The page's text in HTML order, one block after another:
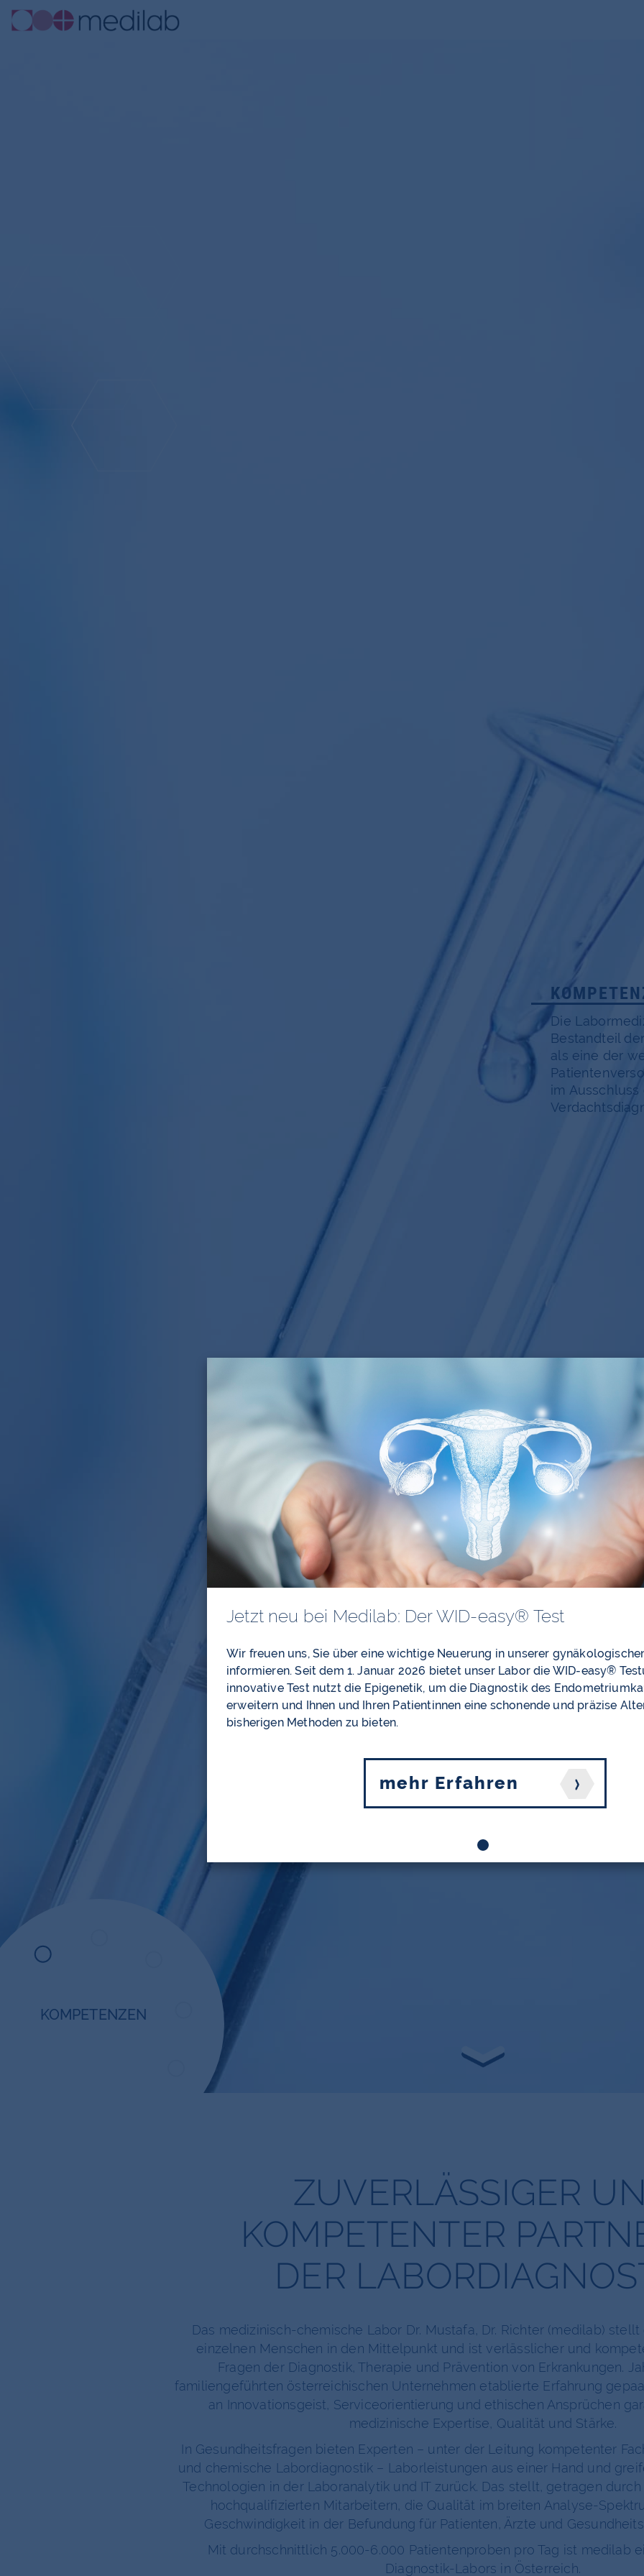
Die
Bestandteil
als eine der
im
KOMPETENZEN
ZUVERLÄSSIGER
KOMPETENTER
DER
Das medizinisch-chemische Labor Dr. Mustafa, Dr. Richter (medilab)
einzelnen Menschen in den Mittelpunkt und ist verlässlicher und
Fragen der Diagnostik, Therapie und Prävention von Erkrankungen.
familiengeführten österreichischen Unternehmen etablierte Erfahrung
an Innovationsgeist, Serviceorientierung und ethischen Ansprüchen
medizinische Expertise, Qualität und Stärke.
In Gesundheitsfragen bieten Experten – unter der Leitung kompetenter
und chemische Labordiagnostik – Laborleistungen aus einer Hand und
Technologien in der Laboranalytik und IT zurück. Das stellt, getragen
hochqualifizierten Mitarbeitern, die Qualität im breiten Analyse-
Geschwindigkeit in der Befundung für Patienten, Ärzte und
Mit durchschnittlich 5.000-6.000 Patientenproben pro Tag ist medilab
Diagnostik-Labors in Österreich.
Jetzt neu bei Medilab: Der WID-easy® Test
Wir freuen uns, Sie über eine wichtige Neuerung in unserer
informieren. Seit dem 1. Januar 2026 bietet unser Labor die WID-easy®
innovative Test nutzt die Epigenetik, um die Diagnostik des
erweitern und Ihnen und Ihren Patientinnen eine schonende und präzise
bisherigen Methoden zu bieten.
mehr Erfahren
Cookie Einstellungen
Auf dieser Website werden Cookies gespeichert, um wichtige
der Website zu ermöglichen. Sie können Ihre Einstellungen jederzeit
oder die Standardeinstellungen akzeptieren.
Alle akzeptieren
Einstellungen speichern & schließen